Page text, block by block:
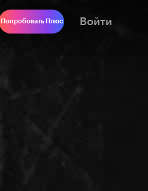
Попробовать Плюс Войти